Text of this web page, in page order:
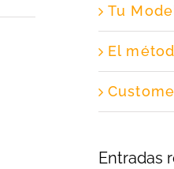
Tu
El
Entradas